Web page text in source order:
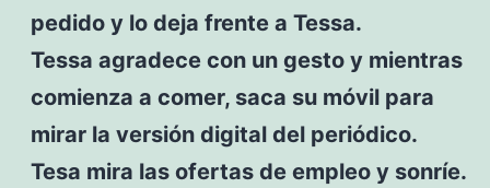
pedido y lo deja frente a Tessa.
Tessa agradece con un gesto y mientras
comienza a comer, saca su móvil para
mirar la versión digital del periódico.
Tesa mira las ofertas de empleo y sonríe.